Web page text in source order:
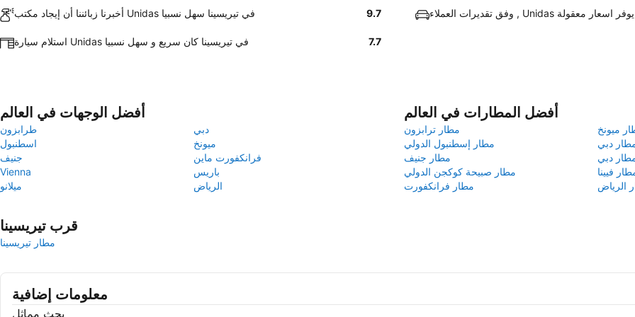
أخبرنا زبائننا أن إيجاد مكتب Unidas في تيريسينا سهل نسبيا 9.7 وفق تقديرات العملاء , Unidas يوفر اسعار معقولة
استلام سيارة Unidas في تيريسينا كان سريع و سهل نسبيا 7.7
أفضل الوجهات في العالم
طرابزون
دبي
اسطنبول
ميونخ
جنيف
فرانكفورت ماين
Vienna
باريس
ميلانو
الرياض
أفضل المطارات في العالم
مطار ترابزون
ميونخ
مطار إسطنبول الدولي
دبي
مطار جنيف
دبي
مطار صبيحة كوكجن الدولي
فيينا
مطار فرانكفورت
الرياض
قرب تيريسينا
مطار تيريسينا
معلومات إضافية
بحث مماثل